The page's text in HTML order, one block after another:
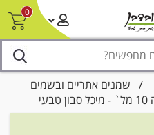
0
קשר/ביטול הזמנה
/ שמנים אתריים ובשמים